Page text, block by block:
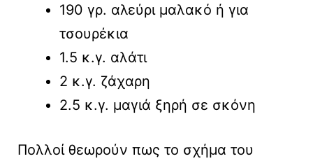
190 γρ. αλεύρι μαλακό ή για
τσουρέκια
1.5 κ.γ. αλάτι
2 κ.γ. ζάχαρη
2.5 κ.γ. μαγιά ξηρή σε σκόνη
Πολλοί θεωρούν πως το σχήμα του